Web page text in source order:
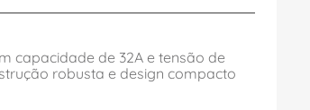
capacidade de 32A e tensão de
robusta e design compacto